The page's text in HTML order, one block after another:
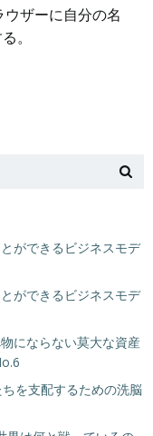
ザーに自分の名
。
ができるビジネスモデ
ができるビジネスモデ
にならない莫大な資産
を支配するための洗脳